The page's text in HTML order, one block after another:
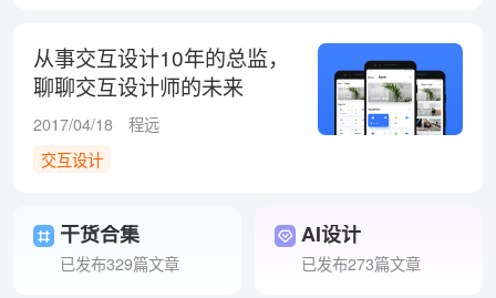
从事交互设计10年的总监，
聊聊交互设计师的未来
2017/04/18
程远
交互设计
干货合集
已发布329篇文章
AI设计
已发布273篇文章